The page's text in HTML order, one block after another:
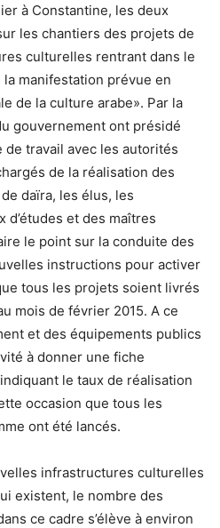
à Constantine, les deux
les chantiers des projets de
culturelles rentrant dans le
manifestation prévue en
de la culture arabe». Par la
gouvernement ont présidé
travail avec les autorités
de la réalisation des
daïra, les élus, les
d’études et des maîtres
le point sur la conduite des
instructions pour activer
tous les projets soient livrés
mois de février 2015. A ce
et des équipements publics
à donner une fiche
le taux de réalisation
occasion que tous les
ont été lancés.
infrastructures culturelles
existent, le nombre des
ce cadre s’élève à environ